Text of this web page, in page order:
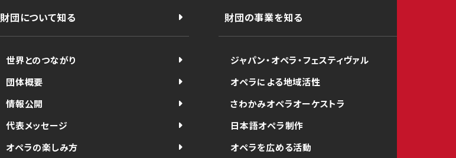
財団について知る
世界とのつながり
団体概要
情報公開
代表メッセージ
オペラの楽しみ方
財団の事業を知る
ジャパン・オペラ・フェスティヴァル
オペラによる地域活性
さわかみオペラオーケストラ
日本語オペラ制作
オペラを広める活動